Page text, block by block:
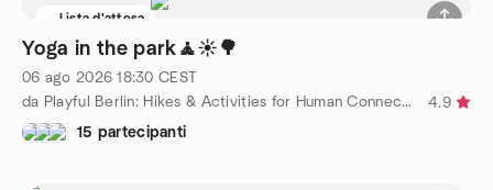
Lista d'attesa
Yoga in the park🧘☀️🌳
06 ago 2026 18:30 CEST
da Playful Berlin: Hikes & Activities for Human Connection
4.9
15 partecipanti